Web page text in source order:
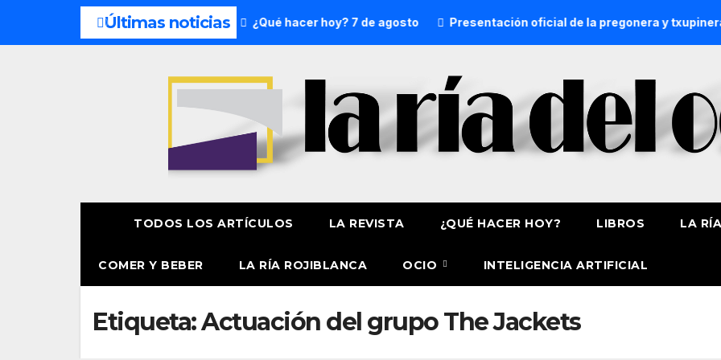
Últimas noticias
del fin de semana: 8 y 9 de agosto ¿Qué hacer hoy? 7 de agosto Presentación oficial de la pregonera y txupinera
TODOS LOS ARTÍCULOS LA REVISTA ¿QUÉ HACER HOY? LIBROS LA
COMER Y BEBER LA RÍA ROJIBLANCA OCIO INTELIGENCIA ARTIFICIAL
Etiqueta:Actuación del grupo The Jackets